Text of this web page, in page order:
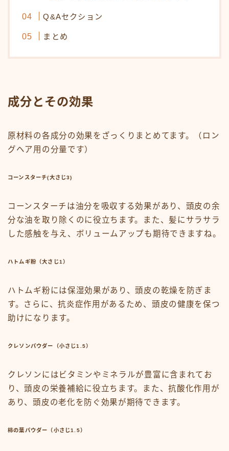
食事・生活習慣
オンラインショップ
AFLOAT 公式ショップ
Q&Aセクション
まとめ
成分とその効果
原材料の各成分の効果をざっくりまとめてます。（ロン
グヘア用の分量です）
コーンスターチ(大さじ3)
コーンスターチは油分を吸収する効果があり、頭皮の余
分な油を取り除くのに役立ちます。また、髪にサラサラ
した感触を与え、ボリュームアップも期待できますね。
ハトムギ粉（大さじ1）
ハトムギ粉には保湿効果があり、頭皮の乾燥を防ぎま
す。さらに、抗炎症作用があるため、頭皮の健康を保つ
助けになります。
クレソンパウダー（小さじ1.5）
クレソンにはビタミンやミネラルが豊富に含まれてお
り、頭皮の栄養補給に役立ちます。また、抗酸化作用が
あり、頭皮の老化を防ぐ効果が期待できます。
柿の葉パウダー（小さじ1.5）